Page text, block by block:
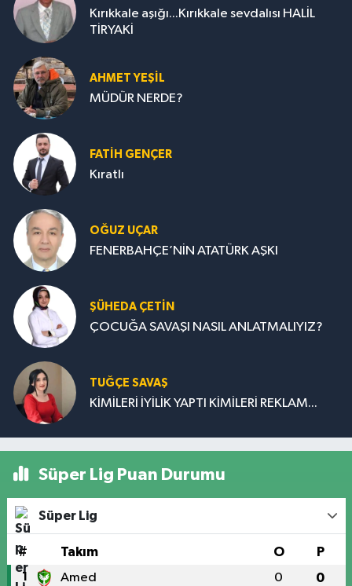
Kırıkkale aşığı...Kırıkkale sevdalısı HALİL
TİRYAKİ
AHMET YEŞİL
MÜDÜR NERDE?
FATIH GENÇER
Kıratlı
OĞUZ UÇAR
FENERBAHÇE’NİN ATATÜRK AŞKI
ŞÜHEDA ÇETİN
ÇOCUĞA SAVAŞI NASIL ANLATMALIYIZ?
TUĞÇE SAVAŞ
KİMİLERİ İYİLİK YAPTI KİMİLERİ REKLAM...
Süper Lig Puan Durumu
Süper Lig
# Takım O P
1 Amed 0 0